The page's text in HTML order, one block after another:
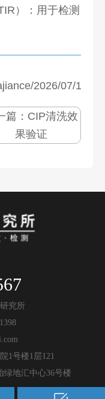
）：用于检测
2026/07/
篇： CIP清洗效
果验证
究所
1号楼1层121
绿地汇中心36号楼